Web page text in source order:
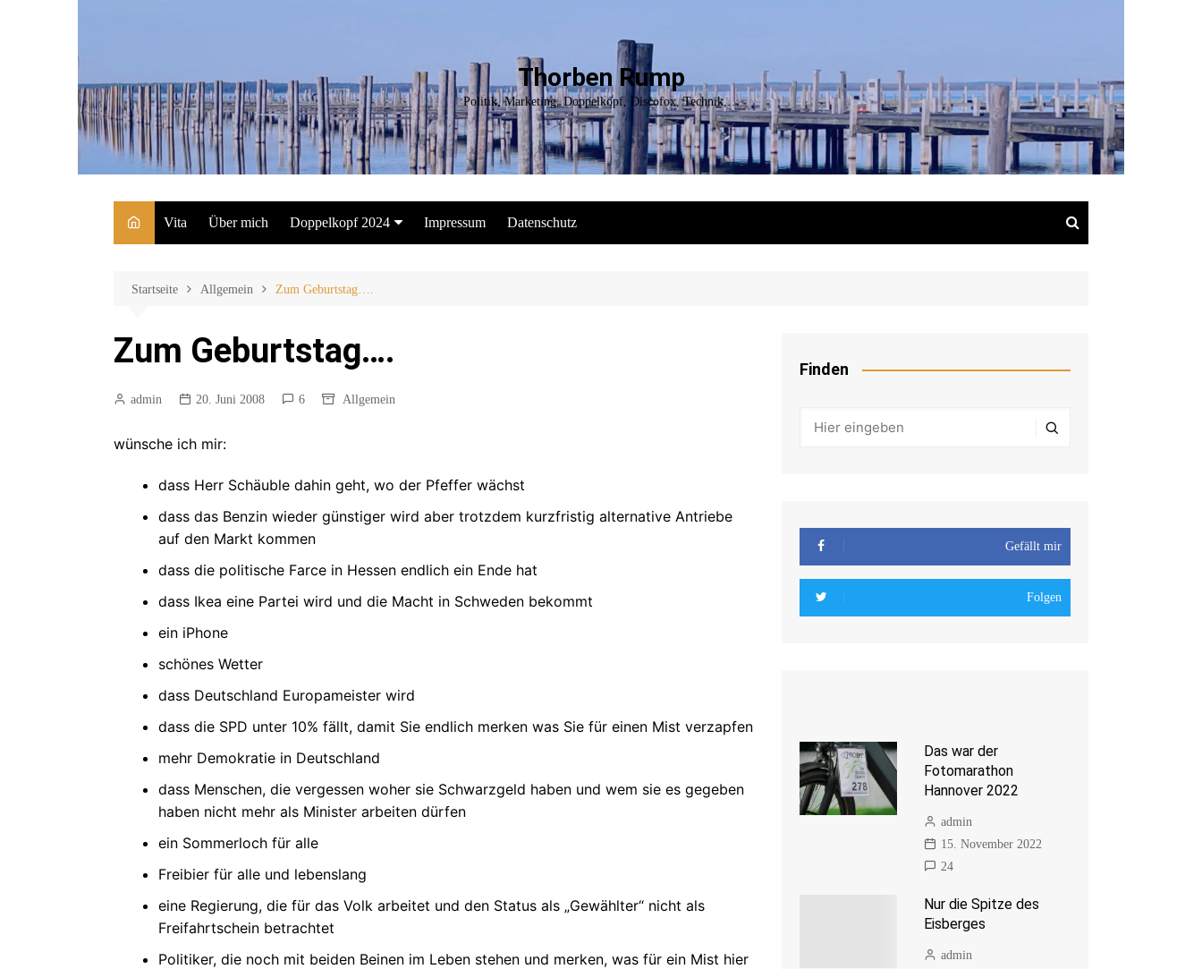
Thorben Rump
Politik, Marketing, Doppelkopf, Discofox, Technik,…
Vita Über mich Doppelkopf 2024
Turnierregeln
Impressum Datenschutz
Startseite Allgemein Zum Geburtstag….
Zum Geburtstag….
admin 20. Juni 2008 6 Allgemein
wünsche ich mir:
dass Herr Schäuble dahin geht, wo der Pfeffer wächst
dass das Benzin wieder günstiger wird aber trotzdem kurzfristig alternative Antriebe
auf den Markt kommen
dass die politische Farce in Hessen endlich ein Ende hat
dass Ikea eine Partei wird und die Macht in Schweden bekommt
ein iPhone
schönes Wetter
dass Deutschland Europameister wird
dass die SPD unter 10% fällt, damit Sie endlich merken was Sie für einen Mist verzapfen
mehr Demokratie in Deutschland
dass Menschen, die vergessen woher sie Schwarzgeld haben und wem sie es gegeben
haben nicht mehr als Minister arbeiten dürfen
ein Sommerloch für alle
Freibier für alle und lebenslang
eine Regierung, die für das Volk arbeitet und den Status als „Gewählter“ nicht als
Freifahrtschein betrachtet
Politiker, die noch mit beiden Beinen im Leben stehen und merken, was für ein Mist hier
Finden
Gefällt mir
Folgen
Das war der
Fotomarathon
Hannover 2022
admin
15. November 2022
24
Nur die Spitze des
Eisberges
admin